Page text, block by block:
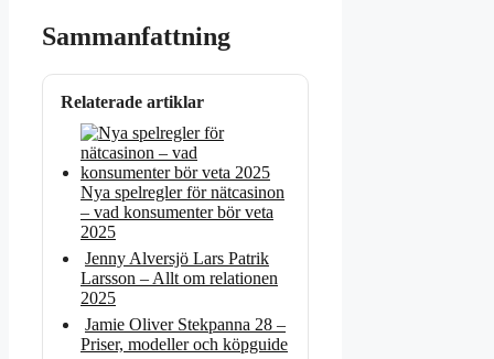
Sammanfattning
Relaterade artiklar
Nya spelregler för nätcasinon
– vad konsumenter bör veta
2025
Jenny Alversjö Lars Patrik
Larsson – Allt om relationen
2025
Jamie Oliver Stekpanna 28 –
Priser, modeller och köpguide